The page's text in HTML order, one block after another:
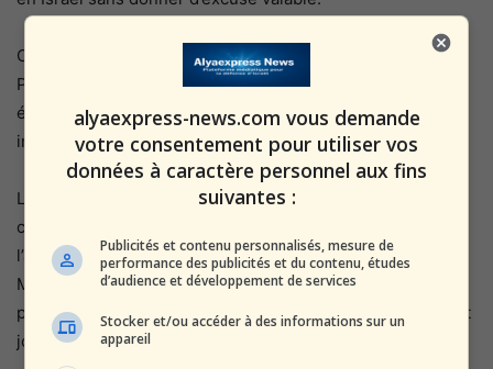
C’est un agent voyou qui sait mieux que ses patrons…
Pourtant, il met en danger la communauté juive
éthiopienne dans son ensemble avec des décisions
imprudentes.
La
est en fait beaucoup plus reflechie que
cette tentative artificielle de tirer profit de (la vraie)
l’agence du Mossad. Il y a eu beaucoup de drame, mais le
Mossad a été dans la véritable histoire le vrai héros, non
pas, comme ce film nous le présente, car Chris Evans veut
jouer un autre type de super-héros.
alyaexpress-news.com vous demande
votre consentement pour utiliser vos
données à caractère personnel aux fins
suivantes :
Publicités et contenu personnalisés, mesure de
performance des publicités et du contenu, études
d’audience et développement de services
Stocker et/ou accéder à des informations sur un
appareil